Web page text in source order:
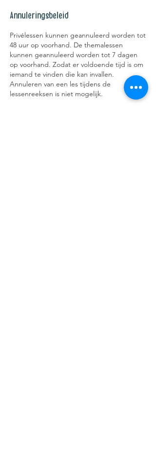
Annuleringsbeleid
Privélessen kunnen geannuleerd worden tot
48 uur op voorhand. De themalessen
kunnen geannuleerd worden tot 7 dagen
op voorhand. Zodat er voldoende tijd is om
iemand te vinden die kan invallen.
Annuleren van een les tijdens de
lessenreeksen is niet mogelijk.